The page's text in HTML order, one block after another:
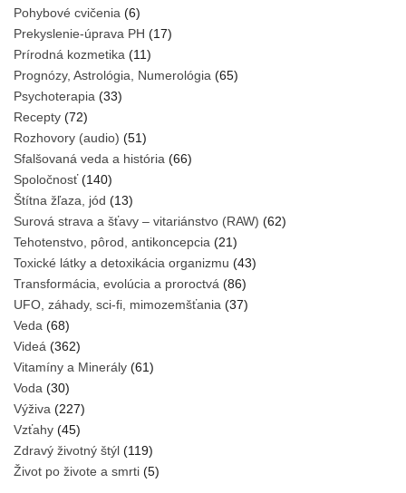
Pohybové cvičenia (6)
Prekyslenie-úprava PH (17)
Prírodná kozmetika (11)
Prognózy, Astrológia, Numerológia (65)
Psychoterapia (33)
Recepty (72)
Rozhovory (audio) (51)
Sfalšovaná veda a história (66)
Spoločnosť(140)
Štítna žľaza, jód (13)
Surová strava a šťavy – vitariánstvo (RAW) (62)
Tehotenstvo, pôrod, antikoncepcia (21)
Toxické látky a detoxikácia organizmu (43)
Transformácia, evolúcia a proroctvá (86)
UFO, záhady, sci-fi, mimozemšťania (37)
Veda (68)
Videá (362)
Vitamíny a Minerály (61)
Voda (30)
Výživa (227)
Vzťahy (45)
Zdravý životný štýl (119)
Život po živote a smrti (5)